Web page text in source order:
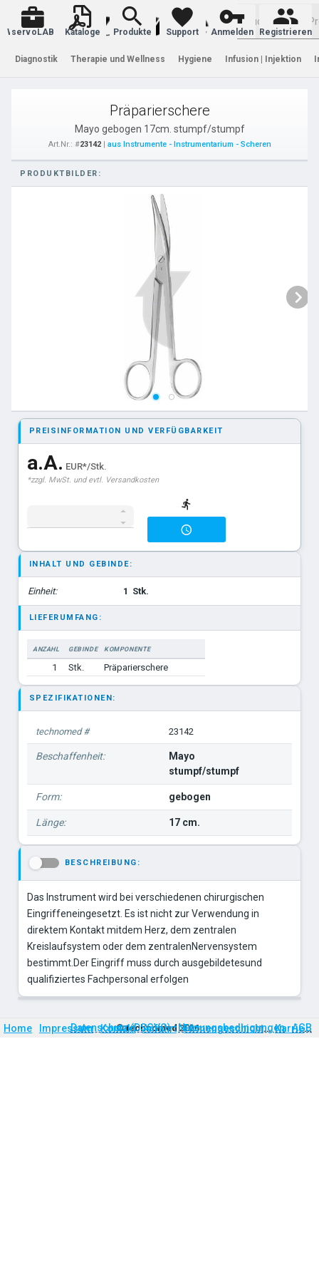
Warenkorb
servoLAB Kataloge Produkte Support Anmelden Registrieren
Diagnostik Therapie und Wellness Hygiene Infusion | Injektion
Präparierschere
Mayo gebogen 17cm. stumpf/stumpf
Art.Nr.: #23142| aus Instrumente - Instrumentarium - Scheren
PRODUKTBILDER:
PREISINFORMATION UND VERFÜGBARKEIT
a.A. EUR*/Stk.
*zzgl. MwSt. und evtl. Versandkosten
INHALT UND GEBINDE:
Einheit: 1 Stk.
LIEFERUMFANG:
ANZAHL GEBINDE
KOMPONENTE
1
Stk. Präparierschere
SPEZIFIKATIONEN:
technomed # 23142
Beschaffenheit:
Mayo
stumpf/stumpf
Form: gebogen
Länge: 17 cm.
BESCHREIBUNG:
Das Instrument wird bei verschiedenen chirurgischen
Eingriffeneingesetzt. Es ist nicht zur Verwendung in
direktem Kontakt mitdem Herz, dem zentralen
Kreislaufsystem oder dem zentralenNervensystem
bestimmt.Der Eingriff muss durch ausgebildetesund
qualifiziertes Fachpersonal erfolgen
Home Impressum Kontakt Anfahrt Firmengeschichte Karriere
©technomed 2026
Datenschutz (DSGVO) Nutzungsbedingungen AGB